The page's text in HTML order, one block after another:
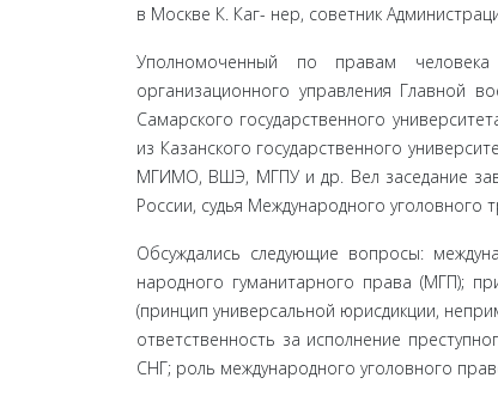
в Москве К. Каг- нер, советник
Уполномоченный по правам
организационного управления Главной
Самарского государствен­ного
из Казанского государствен­ного
МГИМО, ВШЭ, МГПУ и др. Вел заседание
России, судья Международ­ного уголовного
Обсуждались следующие вопросы:
народного гуманитарного права (МГП);
(принцип универсальной юрисдикции,
ответственность за исполнение
СНГ; роль международного уголовного